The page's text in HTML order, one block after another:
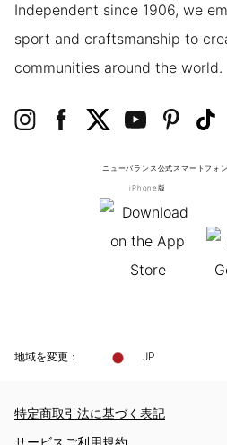
Independent since 1906, we
sport and craftsmanship to
communities around the world.
ニューバランス公式スマートフォ
iPhone版
地域を変更： JP
特定商取引法に基づく表記
サービスご利用規約